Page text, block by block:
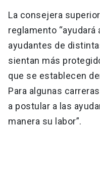
La consejera
reglamento
ayudantes de
sientan más
que se establecen
Para algunas
a postular a las
manera su labor”.